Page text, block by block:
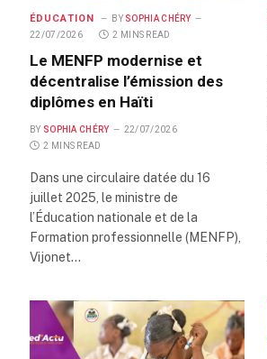
ÉDUCATION BY SOPHIA CHÉRY
22/07/2026
2 MINS READ
Le MENFP modernise et
décentralise l’émission des
diplômes en Haïti
BY SOPHIA CHÉRY
22/07/2026
2 MINS READ
Dans une circulaire datée du 16
juillet 2025, le ministre de
l’Éducation nationale et de la
Formation professionnelle (MENFP),
Vijonet…